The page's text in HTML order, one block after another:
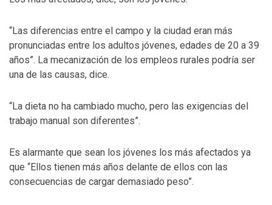
“Las diferencias entre el campo y la ciudad eran más
pronunciadas entre los adultos jóvenes, edades de 20 a 39
años”. La mecanización de los empleos rurales podría ser
una de las causas, dice.
“La dieta no ha cambiado mucho, pero las exigencias del
trabajo manual son diferentes”.
Es alarmante que sean los jóvenes los más afectados ya
que “Ellos tienen más años delante de ellos con las
consecuencias de cargar demasiado peso”.